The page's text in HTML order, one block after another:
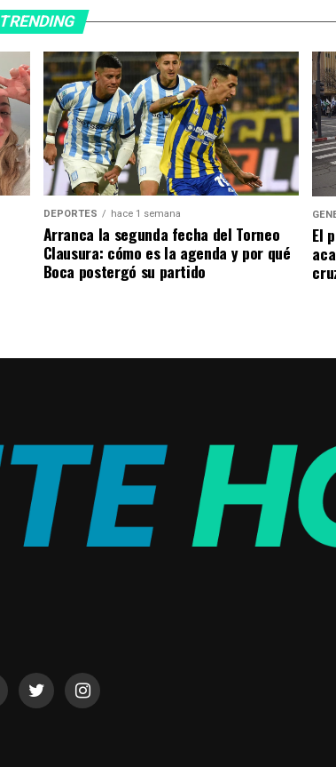
TRENDING
DEPORTES hace 1 semana
Arranca la segunda fecha del Torneo
Clausura: cómo es la agenda y por qué
Boca postergó su partido
El